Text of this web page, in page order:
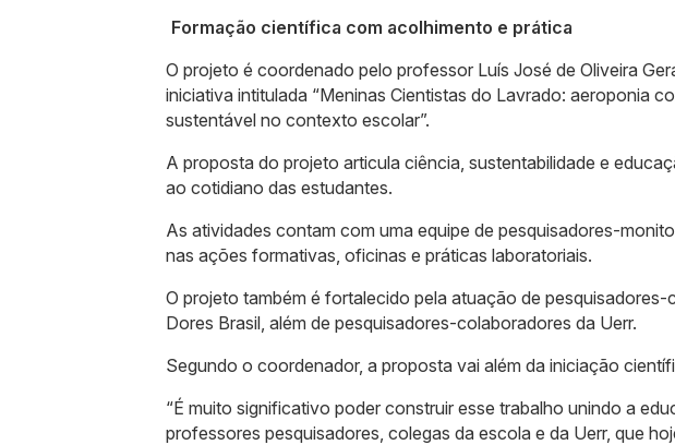
Formação científica com acolhimento e prática
O projeto é coordenado pelo professor Luís José de Oliveira
iniciativa intitulada “Meninas Cientistas do Lavrado: aeroponia
sustentável no contexto escolar”.
A proposta do projeto articula ciência, sustentabilidade e
ao cotidiano das estudantes.
As atividades contam com uma equipe de pesquisadores-
nas ações formativas, oficinas e práticas laboratoriais.
O projeto também é fortalecido pela atuação de
Dores Brasil, além de pesquisadores-colaboradores da Uerr.
Segundo o coordenador, a proposta vai além da iniciação
“É muito significativo poder construir esse trabalho unindo a
professores pesquisadores, colegas da escola e da Uerr, que